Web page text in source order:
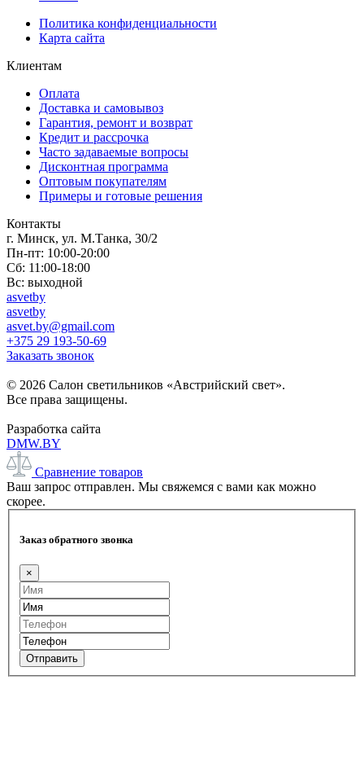
Политика конфиденциальности
Карта сайта
Клиентам
Оплата
Доставка и самовывоз
Гарантия, ремонт и возврат
Кредит и рассрочка
Часто задаваемые вопросы
Дисконтная программа
Оптовым покупателям
Примеры и готовые решения
Контакты
г. Минск, ул. М.Танка, 30/2
Пн-пт: 10:00-20:00
Сб: 11:00-18:00
Вс: выходной
asvetby
asvetby
asvet.by@gmail.com
+375 29 193-50-69
Заказать звонок
© 2026 Салон светильников «Австрийский свет».
Все права защищены.
Разработка сайта
DMW.BY
Сравнение товаров
Ваш запрос отправлен. Мы свяжемся с вами как можно
скорее.
Заказ обратного звонка
×
Отправить